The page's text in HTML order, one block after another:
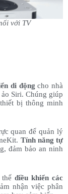
với TV
di độngcho nhà
Siri. Chúng giúp
bị thông minh
quan để quản lý
Tính năng tự
đảm bảo an ninh
thểđiều khiển các
nhận việc phân